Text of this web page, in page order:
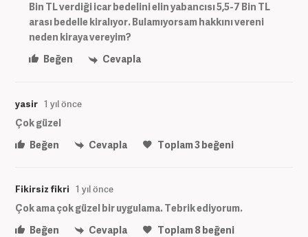
Bin TL verdiği icar bedelini elin yabancısı 5,5-7 Bin TL
arası bedelle kiralıyor. Bulamıyorsam hakkını vereni
neden kiraya vereyim?
Beğen
Cevapla
yasir 1 yıl önce
Çok güzel
Beğen
Cevapla Toplam3beğeni
Fikirsiz fikri 1 yıl önce
Çok ama çok güzel bir uygulama. Tebrik ediyorum.
Beğen
Cevapla Toplam8beğeni